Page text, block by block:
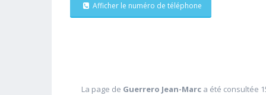
Afficher le numéro de téléphone
La page de Guerrero Jean-Marc a été consultée